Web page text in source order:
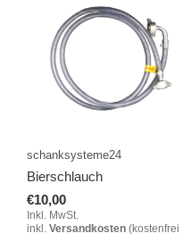
schanksysteme24
Bierschlauch
€10,00
Inkl. MwSt.
inkl. Versandkosten (kostenfrei